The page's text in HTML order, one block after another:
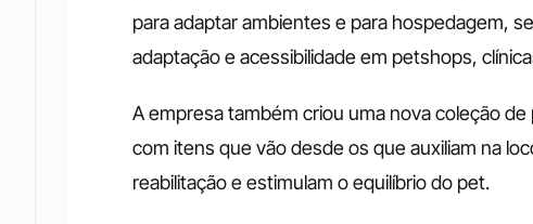
para adaptar ambientes e para hospedagem,
adaptação e acessibilidade em petshops,
A empresa também criou uma nova coleção
com itens que vão desde os que auxiliam na
reabilitação e estimulam o equilíbrio do pet.